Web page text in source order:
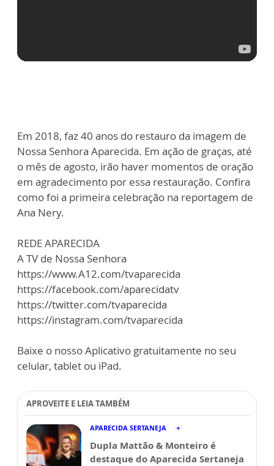
Em 2018, faz 40 anos do restauro da imagem de
Nossa Senhora Aparecida. Em ação de graças, até
o mês de agosto, irão haver momentos de oração
em agradecimento por essa restauração. Confira
como foi a primeira celebração na reportagem de
Ana Nery.
REDE APARECIDA
A TV de Nossa Senhora
https://www.A12.com/tvaparecida
https://facebook.com/aparecidatv
https://twitter.com/tvaparecida
https://instagram.com/tvaparecida
Baixe o nosso Aplicativo gratuitamente no seu
celular, tablet ou iPad.
APROVEITE E LEIA TAMBÉM
APARECIDA SERTANEJA
Dupla Mattão & Monteiro é
destaque do Aparecida Sertaneja